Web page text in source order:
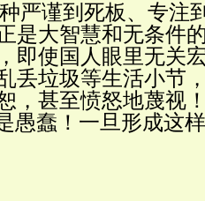
严谨到死板、专注
是大智慧和无条件
即使国人眼里无关
丢垃圾等生活小节
，甚至愤怒地蔑视
愚蠢！一旦形成这